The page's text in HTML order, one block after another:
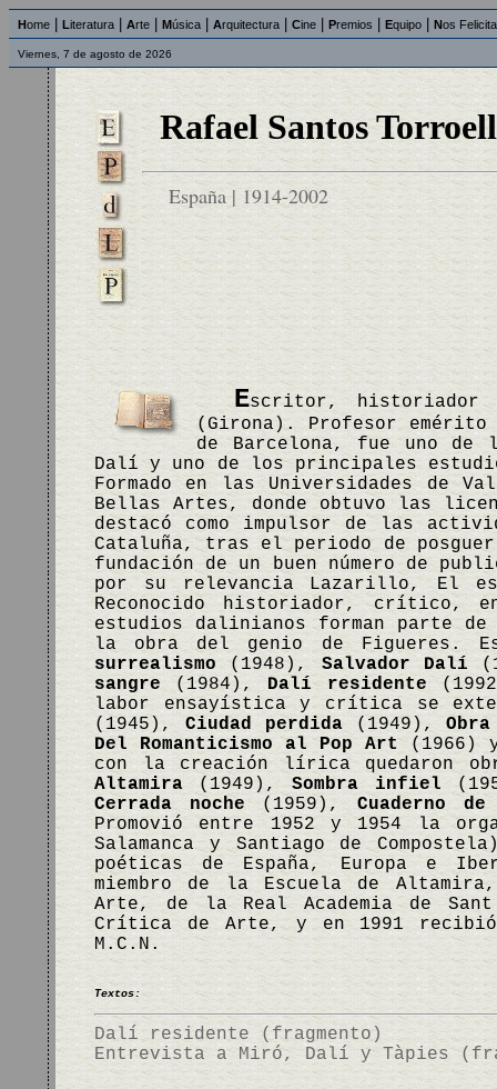
Home Literatura Arte Música Arquitectura Cine Premios Equipo Nos
Viernes, 7 de agosto de 2026
Rafael Santos
España | 1914-2002
Escritor, historiador
(Girona). Profesor
de Barcelona, fue uno de
Dalí y uno de los principales
Formado en las Universidades de
Bellas Artes, donde obtuvo las
destacó como impulsor de las
Cataluña, tras el periodo de
fundación de un buen número de
por su relevancia Lazarillo, El
Reconocido historiador, crítico,
estudios dalinianos forman parte
la obra del genio de Figueres.
surrealismo (1948), Salvador Dalí
sangre(1984), Dalí residente
labor ensayística y crítica se
(1945), Ciudad perdida(1949),
Del Romanticismo al Pop Art(1966)
con la creación lírica quedaron
Altamira (1949),Sombra infiel
Cerrada noche (1959), Cuaderno
Promovió entre 1952 y 1954 la
Salamanca y Santiago de
poéticas de España, Europa e
miembro de la Escuela de
Arte, de la Real Academia de
Crítica de Arte, y en 1991
M.C.N.
Textos:
Dalí residente (fragmento)
Entrevista a Miró, Dalí y Tàpies